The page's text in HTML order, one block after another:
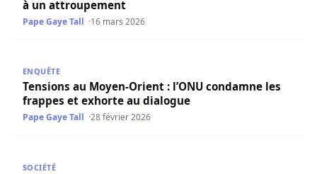
à un attroupement
Pape Gaye Tall 16 mars 2026
ENQUÊTE
Tensions au Moyen-Orient : l’ONU condamne les
frappes et exhorte au dialogue
Pape Gaye Tall 28 février 2026
SOCIÉTÉ